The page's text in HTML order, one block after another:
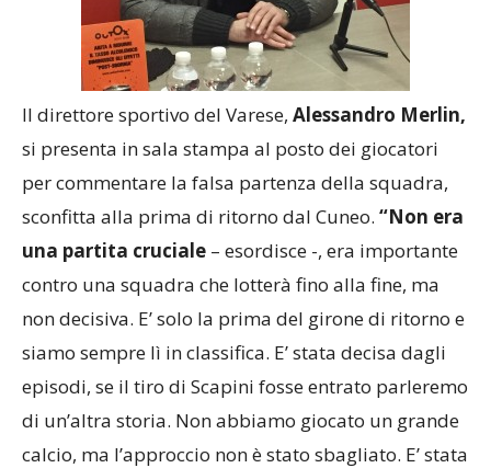
Il direttore sportivo del Varese, Alessandro Merlin,
si presenta in sala stampa al posto dei giocatori
per commentare la falsa partenza della squadra,
sconfitta alla prima di ritorno dal Cuneo. “Non era
una partita cruciale – esordisce -, era importante
contro una squadra che lotterà fino alla fine, ma
non decisiva. E’ solo la prima del girone di ritorno e
siamo sempre lì in classifica. E’ stata decisa dagli
episodi, se il tiro di Scapini fosse entrato parleremo
di un’altra storia. Non abbiamo giocato un grande
calcio, ma l’approccio non è stato sbagliato. E’ stata